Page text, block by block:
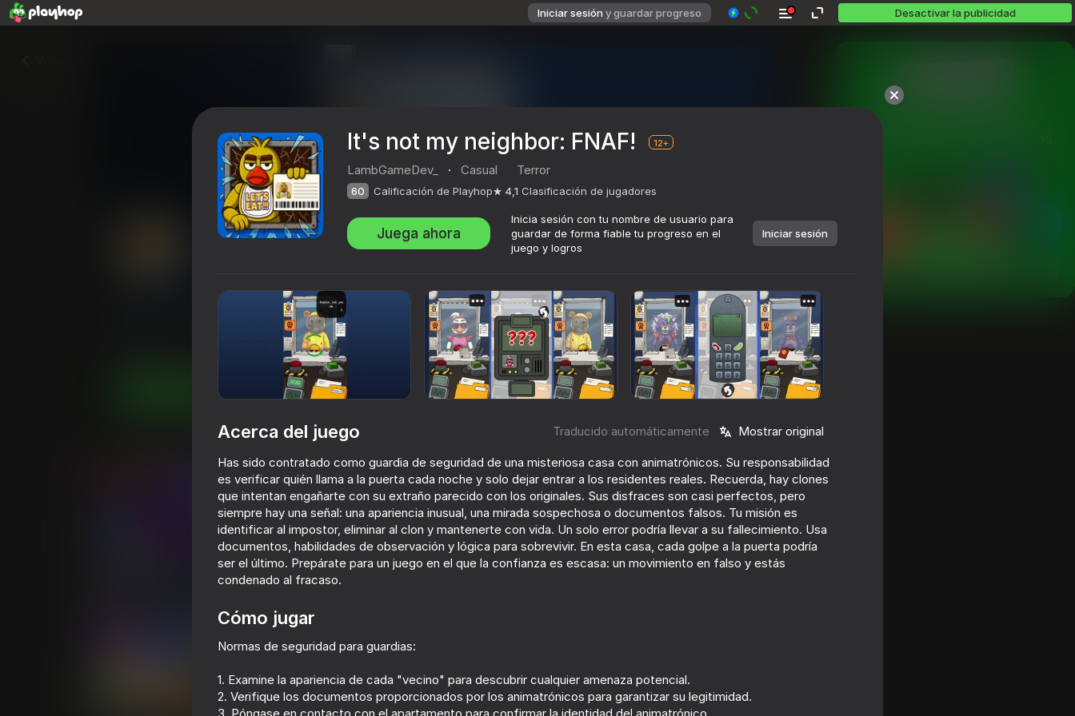
Iniciar sesión y guardar progreso Desactivar la publicidad
Más de 10,000 juegos.
It's not my neighbor: FNAF!
4,1 Clasificación de jugadores 12+
LambGameDev_
Poppy Playtime Chapter 1 -
66
Five Nights at Freddy's
69 69
69 61 65
It's not my neighbor: FNAF! 12+
LambGameDev_ · Casual Terror
60 Calificación de Playhop 4,1 Clasificación de jugadores
Juega ahora
Inicia sesión con tu nombre de usuario para
guardar de forma fiable tu progreso en el
juego y logros
Iniciar sesión
Acerca del juego Traducido automáticamente Mostrar original
Has sido contratado como guardia de seguridad de una misteriosa casa con animatrónicos. Su responsabilidad
es verificar quién llama a la puerta cada noche y solo dejar entrar a los residentes reales. Recuerda, hay clones
que intentan engañarte con su extraño parecido con los originales. Sus disfraces son casi perfectos, pero
siempre hay una señal: una apariencia inusual, una mirada sospechosa o documentos falsos. Tu misión es
identificar al impostor, eliminar al clon y mantenerte con vida. Un solo error podría llevar a su fallecimiento. Usa
documentos, habilidades de observación y lógica para sobrevivir. En esta casa, cada golpe a la puerta podría
ser el último. Prepárate para un juego en el que la confianza es escasa: un movimiento en falso y estás
condenado al fracaso.
Cómo jugar
Normas de seguridad para guardias:
1. Examine la apariencia de cada "vecino" para descubrir cualquier amenaza potencial.
2. Verifique los documentos proporcionados por los animatrónicos para garantizar su legitimidad.